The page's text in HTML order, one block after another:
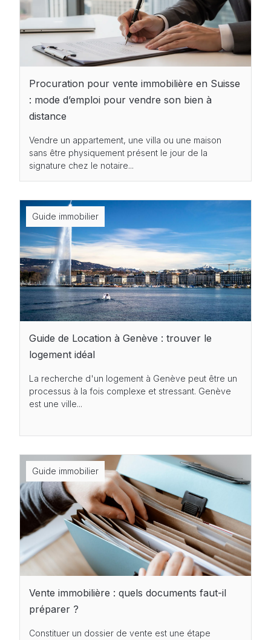
Procuration pour vente immobilière en Suisse
: mode d’emploi pour vendre son bien à
distance
Vendre un appartement, une villa ou une maison
sans être physiquement présent le jour de la
signature chez le notaire...
Guide immobilier
Guide de Location à Genève : trouver le
logement idéal
La recherche d'un logement à Genève peut être un
processus à la fois complexe et stressant. Genève
est une ville...
Guide immobilier
Vente immobilière : quels documents faut-il
préparer ?
Constituer un dossier de vente est une étape